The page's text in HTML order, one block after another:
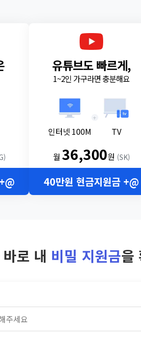
유튜브도 빠르게,
1~2인 가구라면 충분해요
인터넷 100M
+
TV
월36,300원 (SK)
40만원 현금지원금 +@
로 내 비밀 지원금을